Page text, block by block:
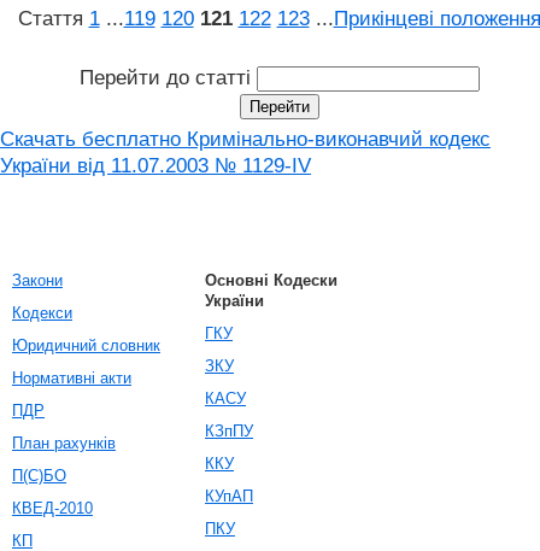
Стаття 1 ...119 120 121 122 123 ...Прикінцеві положення
Перейти до статті
Скачать бесплатно Кримінально-виконавчий кодекс
України від 11.07.2003 № 1129-IV
Закони
Кодекси
Юридичний словник
Нормативні акти
ПДР
План рахунків
П(С)БО
КВЕД-2010
КП
Основні Кодески
України
ГКУ
ЗКУ
КАСУ
КЗпПУ
ККУ
КУпАП
ПКУ